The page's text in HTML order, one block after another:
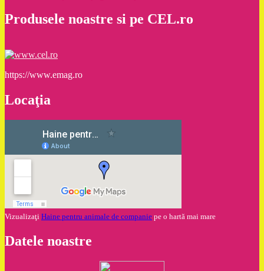
Produsele noastre si pe CEL.ro
https://www.emag.ro
Locaţia
Vizualizaţi Haine pentru animale de companie pe o hartă mai mare
Datele noastre